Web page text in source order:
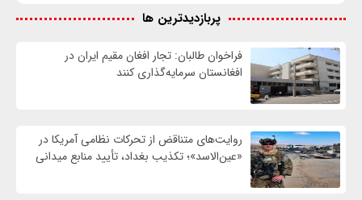
پربازدیدترین ها
فراخوان طالبان: تجار افغان مقیم ایران در
افغانستان سرمایه‌گذاری کنند
روایت‌های متناقض از تحرکات نظامی آمریکا در
«عین‌الاسد»؛ تکذیب بغداد، تأیید منابع میدانی